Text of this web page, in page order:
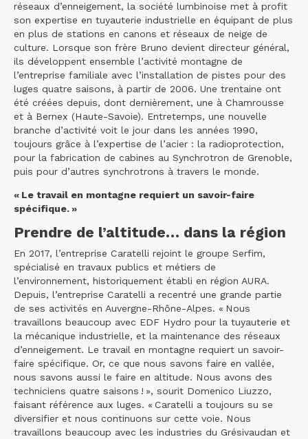
réseaux d’enneigement, la société lumbinoise met à profit
son expertise en tuyauterie industrielle en équipant de plus
en plus de stations en canons et réseaux de neige de
culture. Lorsque son frère Bruno devient directeur général,
ils développent ensemble l’activité montagne de
l’entreprise familiale avec l’installation de pistes pour des
luges quatre saisons, à partir de 2006. Une trentaine ont
été créées depuis, dont dernièrement, une à Chamrousse
et à Bernex (Haute-Savoie). Entretemps, une nouvelle
branche d’activité voit le jour dans les années 1990,
toujours grâce à l’expertise de l’acier : la radioprotection,
pour la fabrication de cabines au Synchrotron de Grenoble,
puis pour d’autres synchrotrons à travers le monde.
« Le travail en montagne requiert un savoir-faire
spécifique. »
Prendre de l’altitude… dans la région
En 2017, l’entreprise Caratelli rejoint le groupe Serfim,
spécialisé en travaux publics et métiers de
l’environnement, historiquement établi en région AURA.
Depuis, l’entreprise Caratelli a recentré une grande partie
de ses activités en Auvergne-Rhône-Alpes. « Nous
travaillons beaucoup avec EDF Hydro pour la tuyauterie et
la mécanique industrielle, et la maintenance des réseaux
d’enneigement. Le travail en montagne requiert un savoir-
faire spécifique. Or, ce que nous savons faire en vallée,
nous savons aussi le faire en altitude. Nous avons des
techniciens quatre saisons ! », sourit Domenico Liuzzo,
faisant référence aux luges. « Caratelli a toujours su se
diversifier et nous continuons sur cette voie. Nous
travaillons beaucoup avec les industries du Grésivaudan et